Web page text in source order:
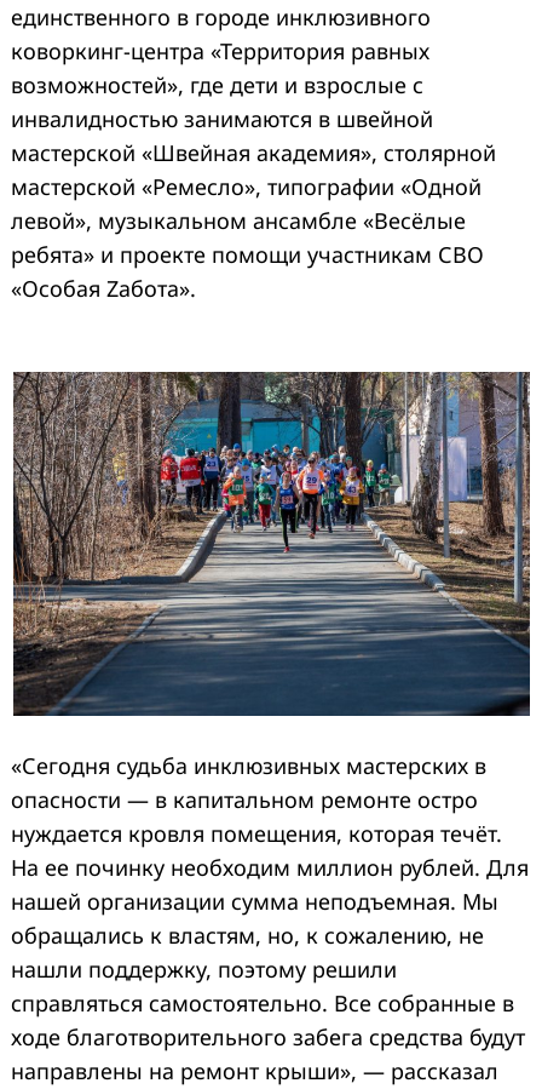
единственного в городе инклюзивного
коворкинг-центра «Территория равных
возможностей», где дети и взрослые с
инвалидностью занимаются в швейной
мастерской «Швейная академия», столярной
мастерской «Ремесло», типографии «Одной
левой», музыкальном ансамбле «Весёлые
ребята» и проекте помощи участникам СВО
«Особая Zабота».
«Сегодня судьба инклюзивных мастерских в
опасности — в капитальном ремонте остро
нуждается кровля помещения, которая течёт.
На ее починку необходим миллион рублей. Для
нашей организации сумма неподъемная. Мы
обращались к властям, но, к сожалению, не
нашли поддержку, поэтому решили
справляться самостоятельно. Все собранные в
ходе благотворительного забега средства будут
направлены на ремонт крыши», — рассказал